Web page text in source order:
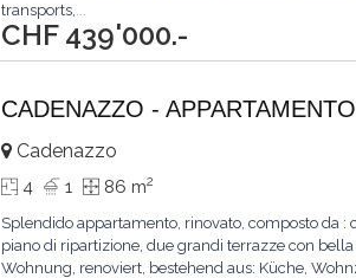
CHF 439'000.-
transports,...
CADENAZZO -
Cadenazzo
4 1 86 m2
Splendido appartamento, rinovato, composto da
piano di ripartizione, due grandi terrazze con
Wohnung, renoviert, bestehend aus: Küche,